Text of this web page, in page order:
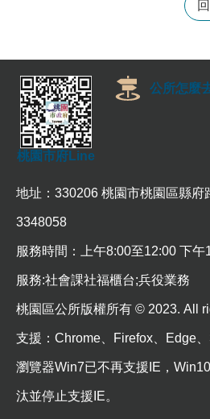
本
區
介
紹
訊
息
公
活
便
民
資
關
桃園市府Line
公所怎麼
地址：330206 桃園市桃園區縣府
3348058
服務時間：上午8:00至12:00 下
服務:社會課社福櫃台;兵役業務
桃園區公所版權所有 © 2023. All
支援：Chrome、Firefox、Edge
瀏覽器Win7已不再支援IE，
汰並停止支援IE。